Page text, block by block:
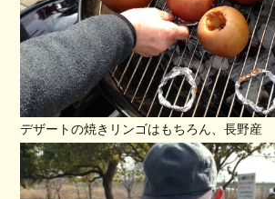
デザートの焼きリンゴはもちろん、長野産